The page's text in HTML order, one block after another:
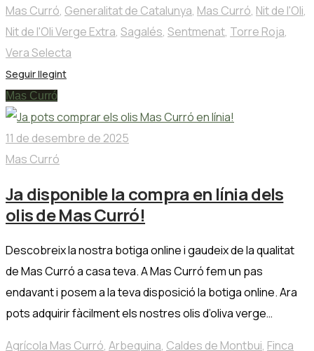
Mas Curró, Generalitat de Catalunya, Mas Curró, Nit de l'Oli,
Nit de l'Oli Verge Extra, Sagalés, Sentmenat, Torre Roja,
Vera Selecta
Seguir llegint
Mas Curró
11 de desembre de 2025
Mas Curró
Ja disponible la compra en línia dels
olis de Mas Curró!
Descobreix la nostra botiga online i gaudeix de la qualitat
de Mas Curró a casa teva. A Mas Curró fem un pas
endavant i posem a la teva disposició la botiga online. Ara
pots adquirir fàcilment els nostres olis d’oliva verge…
Agrícola Mas Curró, Arbequina, Caldes de Montbui, Finca